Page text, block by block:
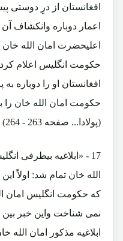
افغانستان از درِ دوستی
اعمار دوباره وانکشاف
اعلیحضرت امان الله
حکومت انگلیس اعلام
افغانستان او را دوباره به
حکومت امان الله خان را
(پولادا... صفحه 263 - 264)
17 - «ابلاغیه بیطرفی
الله خان تمام شد: اولاً
که حکومت انگلیس امان
نمی شناخت واین خبر بین
ابلاغیه مذکور امان